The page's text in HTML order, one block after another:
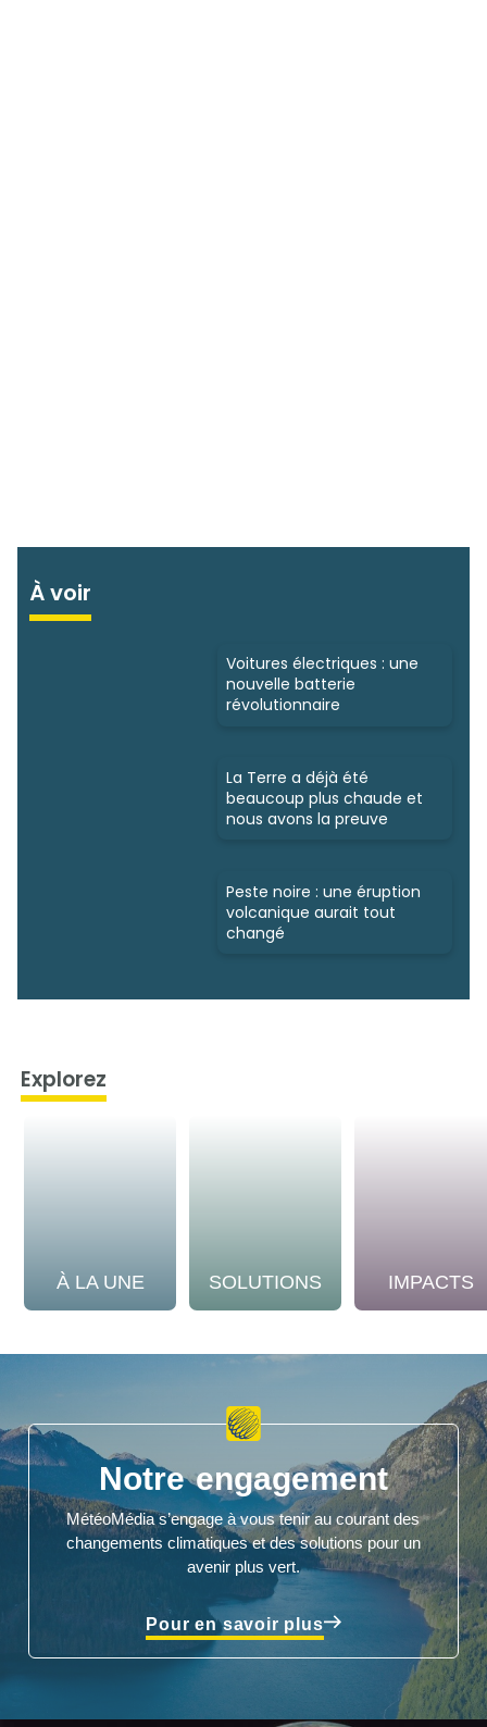
À voir
Voitures électriques : une
nouvelle batterie
révolutionnaire
La Terre a déjà été
beaucoup plus chaude et
nous avons la preuve
Peste noire : une éruption
volcanique aurait tout
changé
Explorez
À LA UNE SOLUTIONS IMPACTS
Notre engagement
MétéoMédia s’engage à vous tenir au courant des
changements climatiques et des solutions pour un
avenir plus vert.
Pour en savoir plus